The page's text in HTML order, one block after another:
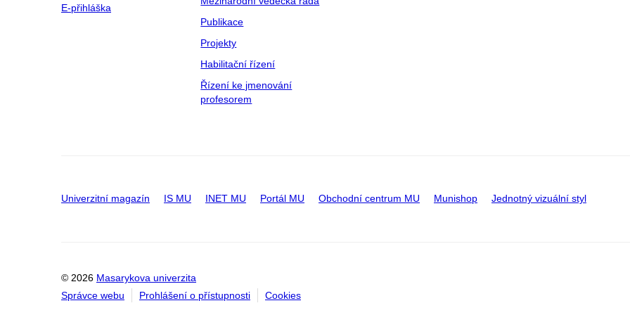
E-přihláška
Publikace
Projekty
Habilitační řízení
Řízení ke jmenování
profesorem
Univerzitní magazín IS MU INET MU Portál MU Obchodní centrum MU Munishop Jednotný vizuální styl
© 2026 Masarykova univerzita
Správce webu
Prohlášení o přístupnosti Cookies